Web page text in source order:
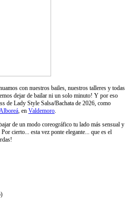
con nuestros bailes, nuestros talleres y todas
dejar de bailar ni un solo minuto! Y por eso
de Lady Style Salsa/Bachata de 2026, como
, en Valdemoro.
de un modo coreográfico tu lado más sensual y
cierto... esta vez ponte elegante... que es el